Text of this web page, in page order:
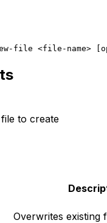
file <file-name>
to create
Overwrites existing